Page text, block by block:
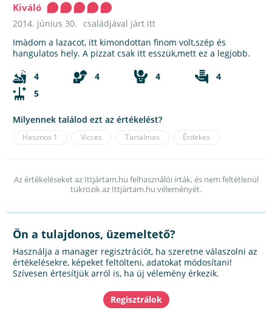
Kiváló
2014. június 30.
családjával járt itt
Imàdom a lazacot, itt kimondottan finom volt,szép és
hangulatos hely. A pizzat csak itt esszük,mett ez a legjobb.
4
4 4
4
5
Milyennek találod ezt az értékelést?
Hasznos 1 Vicces Tartalmas Érdekes
Az értékeléseket az Ittjártam.hu felhasználói írták, és nem feltétlenül
tükrözik az Ittjártam.hu véleményét.
Ön a tulajdonos, üzemeltető?
Használja a manager regisztrációt, ha szeretne válaszolni az
értékelésekre, képeket feltölteni, adatokat módosítani!
Szívesen értesítjük arról is, ha új vélemény érkezik.